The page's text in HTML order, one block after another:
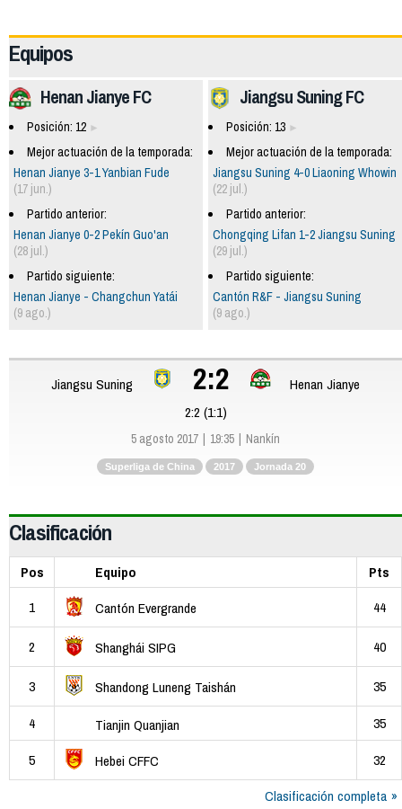
Equipos
Jiangsu Suning FC
Posición: 13
Mejor actuación de la temporada:
Jiangsu Suning 4-0 Liaoning Whowin
(22 jul.)
Partido anterior:
Chongqing Lifan 1-2 Jiangsu Suning
(29 jul.)
Partido siguiente:
Cantón R&F - Jiangsu Suning
(9 ago.)
Henan Jianye FC
Posición: 12
Mejor actuación de la temporada:
Henan Jianye 3-1 Yanbian Fude
(17 jun.)
Partido anterior:
Henan Jianye 0-2 Pekín Guo'an
(28 jul.)
Partido siguiente:
Henan Jianye - Changchun Yatái
(9 ago.)
Jiangsu Suning 2:2
Henan Jianye
2:2 (1:1)
5 agosto 2017 19:35 Nankín
Superliga de China 2017 Jornada 20
Clasificación
Pos Equipo
Pts
1
Cantón Evergrande 44
2 Shanghái SIPG 40
3 Shandong Luneng Taishán
35
4
Tianjin Quanjian
35
5
Hebei CFFC
32
Clasificación completa